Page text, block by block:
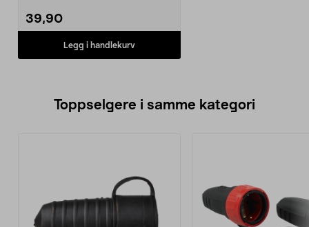
39,90
Legg i handlekurv
Toppselgere i samme kategori